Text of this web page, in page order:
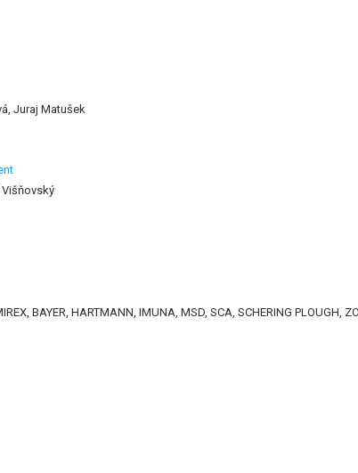
Juraj Matušek
BAYER, HARTMANN, IMUNA, MSD, SCA, SCHERING PLOUGH,